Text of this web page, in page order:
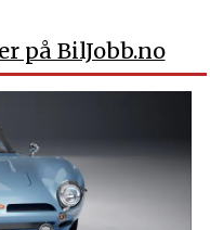
på BilJobb.no